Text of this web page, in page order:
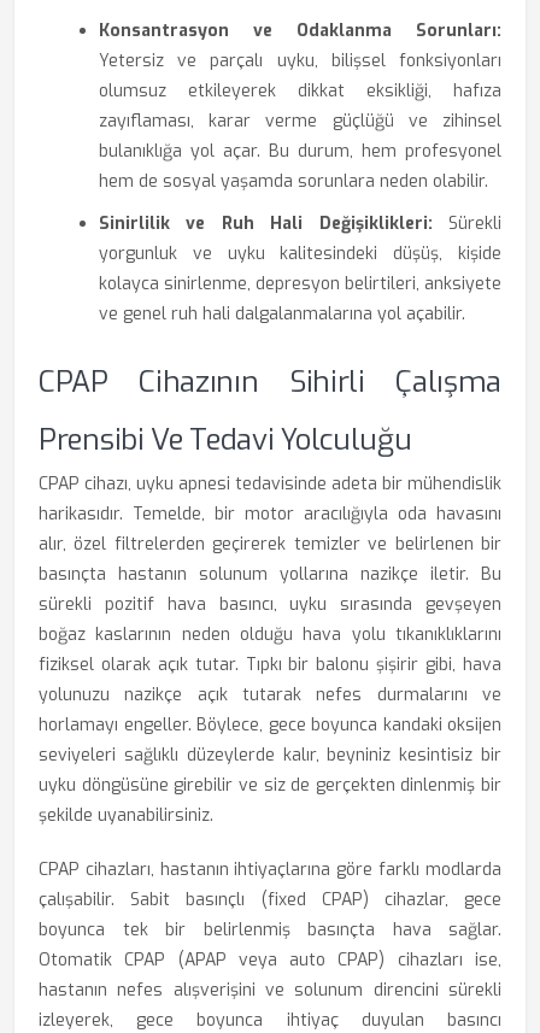
Konsantrasyon ve Odaklanma Sorunları:
Yetersiz ve parçalı uyku, bilişsel fonksiyonları
olumsuz etkileyerek dikkat eksikliği, hafıza
zayıflaması, karar verme güçlüğü ve zihinsel
bulanıklığa yol açar. Bu durum, hem profesyonel
hem de sosyal yaşamda sorunlara neden olabilir.
Sinirlilik ve Ruh Hali Değişiklikleri: Sürekli
yorgunluk ve uyku kalitesindeki düşüş, kişide
kolayca sinirlenme, depresyon belirtileri, anksiyete
ve genel ruh hali dalgalanmalarına yol açabilir.
CPAP Cihazının Sihirli Çalışma
Prensibi Ve Tedavi Yolculuğu
CPAP cihazı, uyku apnesi tedavisinde adeta bir mühendislik
harikasıdır. Temelde, bir motor aracılığıyla oda havasını
alır, özel filtrelerden geçirerek temizler ve belirlenen bir
basınçta hastanın solunum yollarına nazikçe iletir. Bu
sürekli pozitif hava basıncı, uyku sırasında gevşeyen
boğaz kaslarının neden olduğu hava yolu tıkanıklıklarını
fiziksel olarak açık tutar. Tıpkı bir balonu şişirir gibi, hava
yolunuzu nazikçe açık tutarak nefes durmalarını ve
horlamayı engeller. Böylece, gece boyunca kandaki oksijen
seviyeleri sağlıklı düzeylerde kalır, beyniniz kesintisiz bir
uyku döngüsüne girebilir ve siz de gerçekten dinlenmiş bir
şekilde uyanabilirsiniz.
CPAP cihazları, hastanın ihtiyaçlarına göre farklı modlarda
çalışabilir. Sabit basınçlı (fixed CPAP) cihazlar, gece
boyunca tek bir belirlenmiş basınçta hava sağlar.
Otomatik CPAP (APAP veya auto CPAP) cihazları ise,
hastanın nefes alışverişini ve solunum direncini sürekli
izleyerek, gece boyunca ihtiyaç duyulan basıncı